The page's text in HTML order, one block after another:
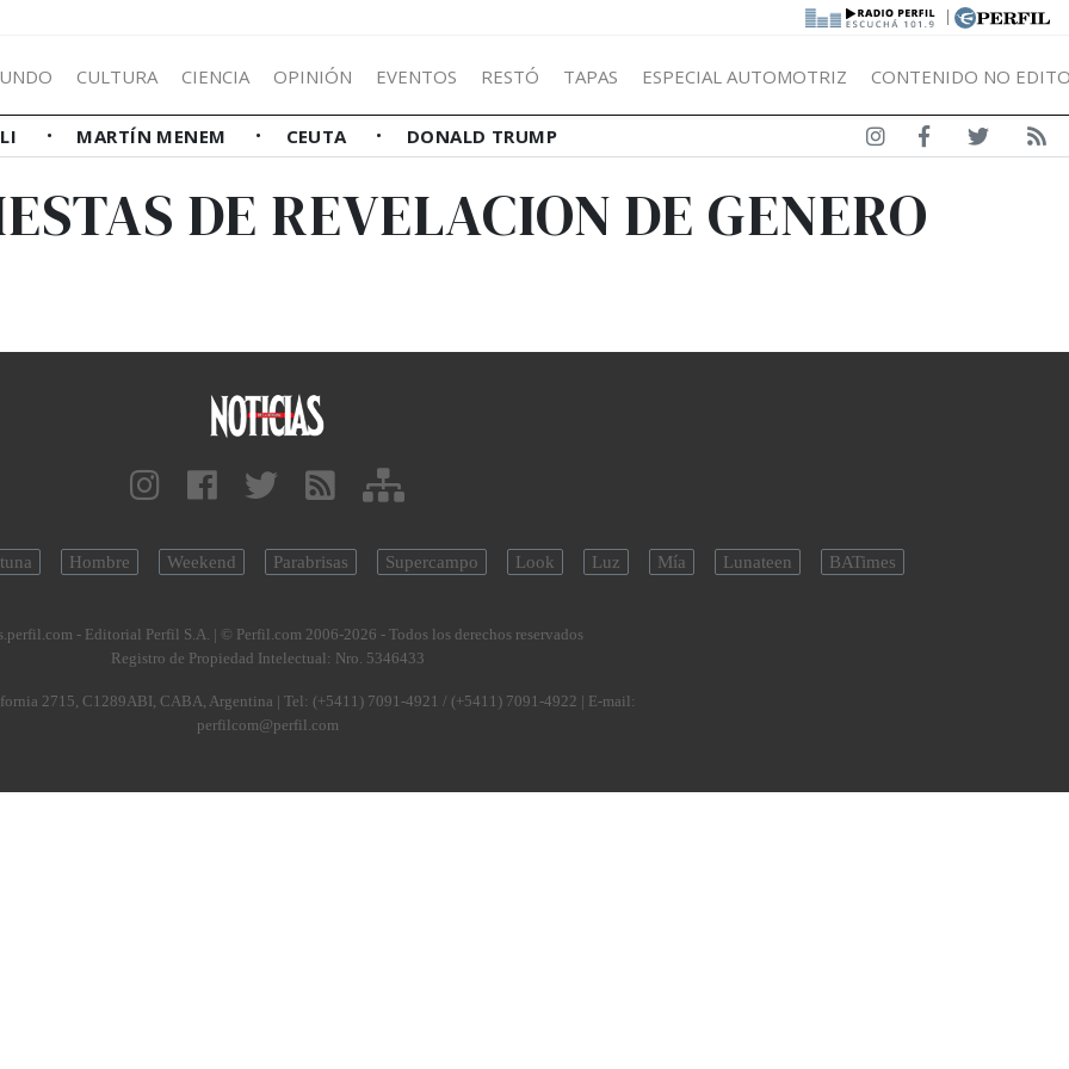
|
CULTURA CIENCIA OPINIÓN EVENTOS RESTÓ TAPAS ESPECIAL AUTOMOTRIZ CONTENIDO NO
MARTÍN MENEM CEUTA DONALD TRUMP
DE REVELACION DE GENERO
Hombre Weekend Parabrisas Supercampo Look Luz Mía Lunateen BATimes
- Editorial Perfil S.A. | © Perfil.com 2006-2026 - Todos los derechos reservados
Registro de Propiedad Intelectual: Nro. 5346433
2715, C1289ABI, CABA, Argentina | Tel: (+5411) 7091-4921 / (+5411) 7091-4922 | E-mail:
perfilcom@perfil.com